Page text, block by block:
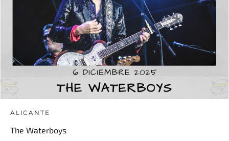
ALICANTE
The Waterboys